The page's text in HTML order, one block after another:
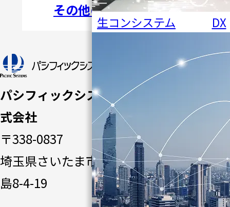
生コンシステム DX
その他のお問い合わせ
パシフィックシステム株
式会社
〒338-0837
埼玉県さいたま市桜区田
島8-4-19
トップペ
パシフ
ィック
システ
ムの強
み